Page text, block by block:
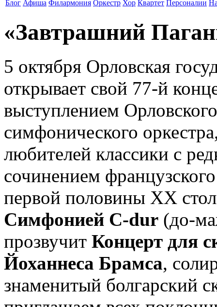
Блог Афиша Филармония Оркестр Хор Квартет Персоналии
«Завтрашний
5 октября Орловская
открывает свой 77-й
выступлением
симфонического
любителей классики с
сочинением
первой половины XX
Симфонией C-dur (до-
прозвучит Концерт для
Йоханнеса Брамса,
знаменитый болгарский